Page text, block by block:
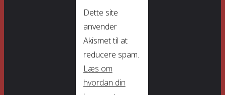
Dette site
anvender
Akismet til at
reducere spam.
Læs om
hvordan din